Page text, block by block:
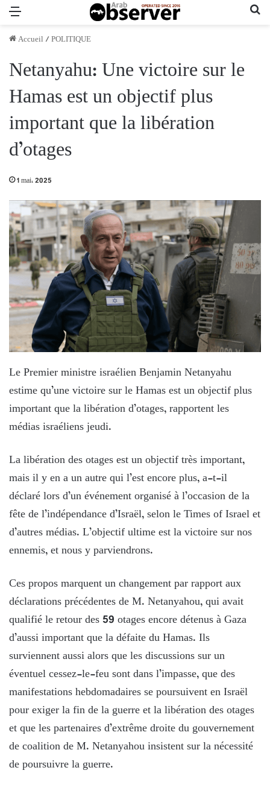
Accueil /POLITIQUE
Netanyahu: Une victoire sur le
Hamas est un objectif plus
important que la libération
d’otages
1 mai، 2025
Le Premier ministre israélien Benjamin Netanyahu
estime qu’une victoire sur le Hamas est un objectif plus
important que la libération d’otages, rapportent les
médias israéliens jeudi.
La libération des otages est un objectif très important,
mais il y en a un autre qui l’est encore plus, a-t-il
déclaré lors d’un événement organisé à l’occasion de la
fête de l’indépendance d’Israël, selon le Times of Israel et
d’autres médias. L’objectif ultime est la victoire sur nos
ennemis, et nous y parviendrons.
Ces propos marquent un changement par rapport aux
déclarations précédentes de M. Netanyahou, qui avait
qualifié le retour des 59 otages encore détenus à Gaza
d’aussi important que la défaite du Hamas. Ils
surviennent aussi alors que les discussions sur un
éventuel cessez-le-feu sont dans l’impasse, que des
manifestations hebdomadaires se poursuivent en Israël
pour exiger la fin de la guerre et la libération des otages
et que les partenaires d’extrême droite du gouvernement
de coalition de M. Netanyahou insistent sur la nécessité
de poursuivre la guerre.